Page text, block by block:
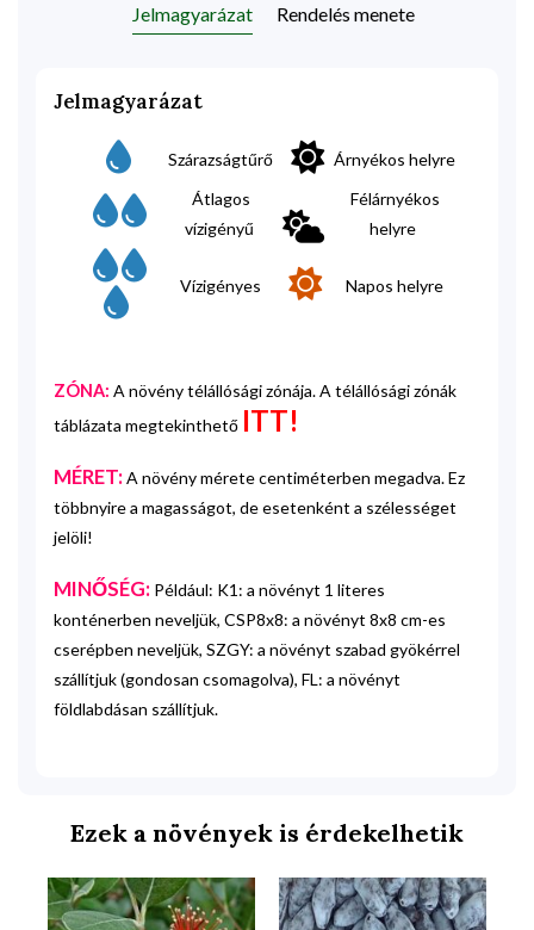
Jelmagyarázat Rendelés menete
Jelmagyarázat
Szárazságtűrő
Árnyékos helyre
Átlagos
vízigényű
Félárnyékos
helyre
Vízigényes Napos helyre
ZÓNA: A növény télállósági zónája. A télállósági zónák
táblázata megtekinthető ITT!
MÉRET:A növény mérete centiméterben megadva. Ez
többnyire a magasságot, de esetenként a szélességet
jelöli!
MINŐSÉG: Például: K1: a növényt 1 literes
konténerben neveljük, CSP8x8: a növényt 8x8 cm-es
cserépben neveljük, SZGY: a növényt szabad gyökérrel
szállítjuk (gondosan csomagolva), FL: a növényt
földlabdásan szállítjuk.
Ezek a növények is érdekelhetik